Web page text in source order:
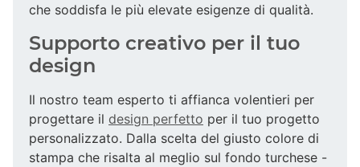
che soddisfa le più elevate esigenze di qualità.
Supporto creativo per il tuo
design
Il nostro team esperto ti affianca volentieri per
progettare il design perfetto per il tuo progetto
personalizzato. Dalla scelta del giusto colore di
stampa che risalta al meglio sul fondo turchese -